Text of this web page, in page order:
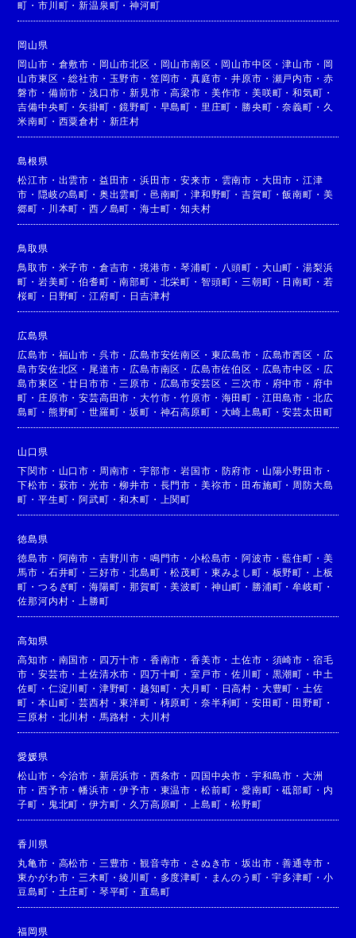
町 ・市川町 ・新温泉町 ・神河町
岡山県
岡山市 ・ 倉敷市 ・ 岡山市北区 ・ 岡山市南区 ・ 岡山市中区 ・津山市 ・ 岡
山市東区 ・総社市 ・ 玉野市 ・ 笠岡市 ・真庭市 ・井原市 ・ 瀬戸内市 ・ 赤
磐市 ・ 備前市 ・浅口市 ・新見市 ・高梁市 ・ 美作市 ・ 美咲町 ・和気町 ・
吉備中央町 ・矢掛町 ・鏡野町 ・ 早島町 ・ 里庄町 ・ 勝央町 ・奈義町 ・ 久
米南町 ・ 西粟倉村 ・ 新庄村
島根県
松江市 ・ 出雲市 ・ 益田市 ・浜田市 ・安来市 ・ 雲南市 ・ 大田市 ・ 江津
市 ・隠岐の島町 ・ 奥出雲町 ・ 邑南町 ・津和野町 ・吉賀町 ・飯南町 ・ 美
郷町 ・ 川本町 ・西ノ島町 ・海士町 ・知夫村
鳥取県
鳥取市 ・ 米子市 ・ 倉吉市 ・境港市 ・琴浦町 ・ 八頭町 ・ 大山町 ・ 湯梨浜
町 ・岩美町 ・伯耆町 ・南部町 ・ 北栄町 ・ 智頭町 ・ 三朝町 ・ 日南町 ・ 若
桜町 ・ 日野町 ・江府町 ・ 日吉津村
広島県
広島市 ・ 福山市 ・ 呉市 ・ 広島市安佐南区 ・ 東広島市 ・ 広島市西区 ・ 広
島市安佐北区 ・ 尾道市 ・ 広島市南区 ・ 広島市佐伯区 ・ 広島市中区 ・ 広
島市東区 ・廿日市市 ・ 三原市 ・ 広島市安芸区 ・ 三次市 ・ 府中市 ・ 府中
町 ・ 庄原市 ・安芸高田市 ・大竹市 ・竹原市 ・ 海田町 ・ 江田島市 ・ 北広
島町 ・ 熊野町 ・世羅町 ・坂町 ・ 神石高原町 ・ 大崎上島町 ・安芸太田町
山口県
下関市 ・ 山口市 ・ 周南市 ・宇部市 ・岩国市 ・ 防府市 ・ 山陽小野田市 ・
下松市 ・ 萩市 ・光市 ・柳井市 ・ 長門市 ・ 美祢市 ・ 田布施町 ・ 周防大島
町 ・平生町 ・阿武町 ・和木町 ・ 上関町
徳島県
徳島市 ・ 阿南市 ・ 吉野川市 ・ 鳴門市 ・小松島市 ・阿波市 ・藍住町 ・ 美
馬市 ・ 石井町 ・ 三好市 ・北島町 ・松茂町 ・ 東みよし町 ・ 板野町 ・
上板
町 ・つるぎ町 ・海陽町 ・那賀町 ・美波町 ・ 神山町 ・ 勝浦町 ・牟岐町 ・
佐那河内村 ・ 上勝町
高知県
高知市 ・ 南国市 ・ 四万十市 ・ 香南市 ・香美市 ・ 土佐市 ・ 須崎市 ・ 宿毛
市 ・安芸市 ・ 土佐清水市 ・ 四万十町 ・室戸市 ・佐川町 ・ 黒潮町 ・ 中土
佐町 ・ 仁淀川町 ・ 津野町 ・ 越知町 ・大月町 ・ 日高村 ・ 大豊町 ・ 土佐
町 ・本山町 ・芸西村 ・東洋町 ・ 梼原町 ・ 奈半利町 ・ 安田町 ・ 田野町 ・
三原村 ・ 北川村 ・ 馬路村 ・大川村
愛媛県
松山市 ・ 今治市 ・ 新居浜市 ・ 西条市 ・ 四国中央市 ・ 宇和島市 ・ 大洲
市 ・西予市 ・幡浜市 ・伊予市 ・ 東温市 ・ 松前町 ・愛南町 ・砥部町 ・ 内
子町 ・ 鬼北町 ・伊方町 ・ 久万高原町 ・ 上島町 ・松野町
香川県
丸亀市 ・ 高松市 ・ 三豊市 ・観音寺市 ・ さぬき市 ・坂出市 ・善通寺市 ・
東かがわ市 ・ 三木町 ・綾川町 ・ 多度津町 ・ まんのう町 ・宇多津町 ・ 小
豆島町 ・ 土庄町 ・ 琴平町 ・直島町
福岡県